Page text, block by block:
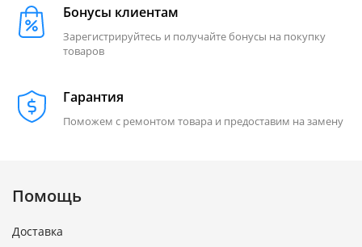
Бонусы клиентам
Зарегистрируйтесь и получайте бонусы на покупку
товаров
Гарантия
Поможем с ремонтом товара и предоставим на замену
Помощь
Доставка